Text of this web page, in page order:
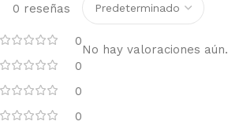
0 reseñas
0
0
0
0
No hay valoraciones aún.